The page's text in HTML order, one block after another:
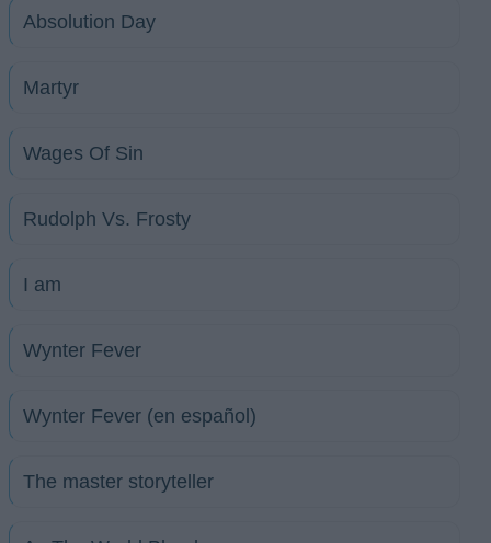
Absolution Day
Martyr
Wages Of Sin
Rudolph Vs. Frosty
I am
Wynter Fever
Wynter Fever (en español)
The master storyteller